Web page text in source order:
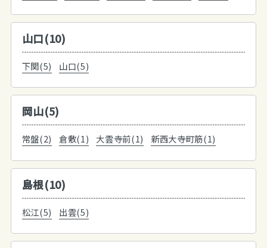
山口(10)
下関(5) 山口(5)
岡山(5)
常盤(2) 倉敷(1) 大雲寺前(1) 新西大寺町筋(1)
島根(10)
松江(5) 出雲(5)